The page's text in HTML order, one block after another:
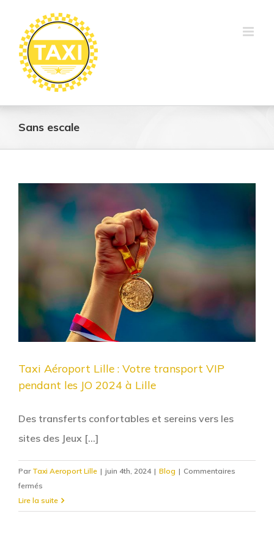
content
Sans escale
Taxi Aéroport Lille : Votre transport VIP
pendant les JO 2024 à Lille
Des transferts confortables et sereins vers les
sites des Jeux [...]
Par Taxi Aeroport Lille | juin 4th, 2024 | Blog | Commentaires
fermés
Taxi
Aéroport
Lire la suite